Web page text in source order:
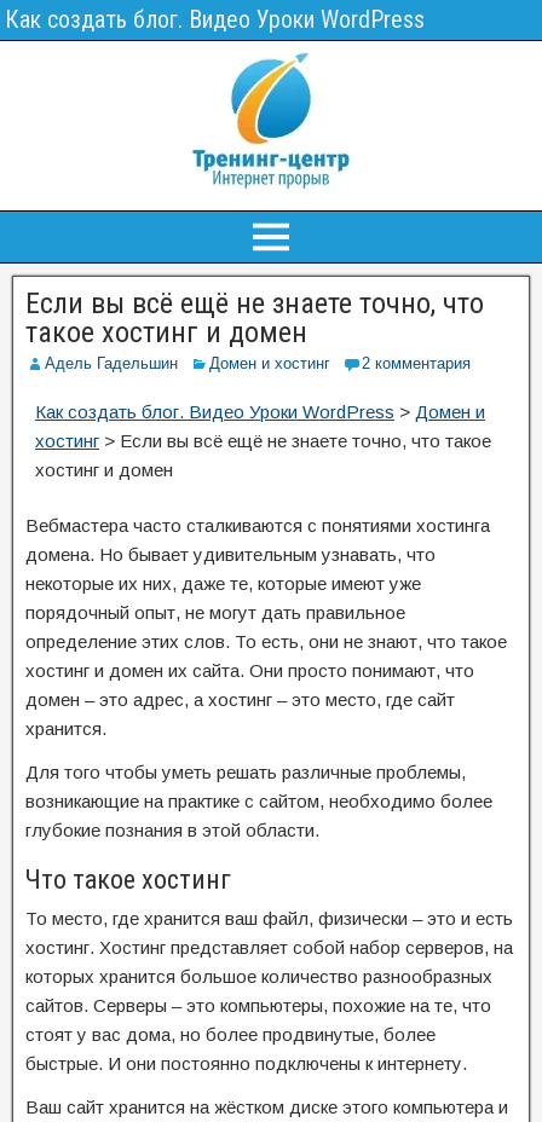
Как создать блог. Видео Уроки WordPress
Если вы всё ещё не знаете точно, что
такое хостинг и домен
Адель Гадельшин Домен и хостинг 2 комментария
Как создать блог. Видео Уроки WordPress > Домен и
хостинг > Если вы всё ещё не знаете точно, что такое
хостинг и домен
Вебмастера часто сталкиваются с понятиями хостинга
домена. Но бывает удивительным узнавать, что
некоторые их них, даже те, которые имеют уже
порядочный опыт, не могут дать правильное
определение этих слов. То есть, они не знают, что такое
хостинг и домен их сайта. Они просто понимают, что
домен – это адрес, а хостинг – это место, где сайт
хранится.
Для того чтобы уметь решать различные проблемы,
возникающие на практике с сайтом, необходимо более
глубокие познания в этой области.
Что такое хостинг
То место, где хранится ваш файл, физически – это и есть
хостинг. Хостинг представляет собой набор серверов, на
которых хранится большое количество разнообразных
сайтов. Серверы – это компьютеры, похожие на те, что
стоят у вас дома, но более продвинутые, более
быстрые. И они постоянно подключены к интернету.
Ваш сайт хранится на жёстком диске этого компьютера и